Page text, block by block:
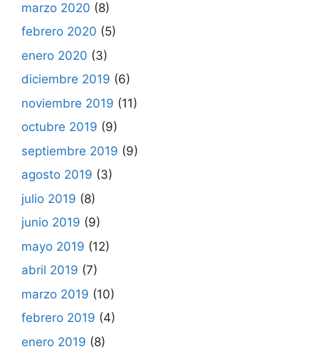
marzo 2020 (8)
febrero 2020 (5)
enero 2020 (3)
diciembre 2019 (6)
noviembre 2019 (11)
octubre 2019 (9)
septiembre 2019 (9)
agosto 2019 (3)
julio 2019 (8)
junio 2019 (9)
mayo 2019 (12)
abril 2019 (7)
marzo 2019 (10)
febrero 2019 (4)
enero 2019 (8)